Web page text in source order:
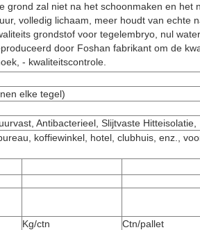
grond zal niet na het schoonmaken en het
volledig lichaam, meer houdt van echte
grondstof voor tegelembryo, nul
door Foshan fabrikant om de
- kwaliteitscontrole.
elke tegel)
Antibacterieel, Slijtvaste Hitteisolatie,
koffiewinkel, hotel, clubhuis, enz.,
Kg/ctn
Ctn/pallet